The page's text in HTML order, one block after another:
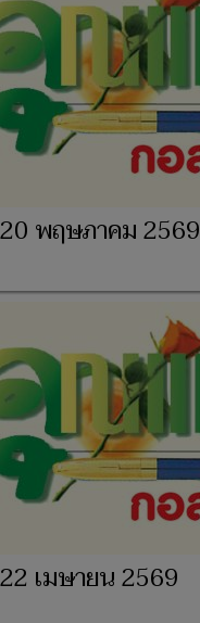
พฤษภาคม 2569
เมษายน 2569